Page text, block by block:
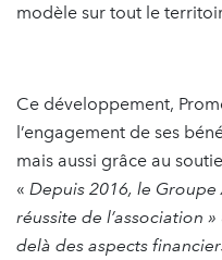
modèle sur tout le
Ce développement,
l’engagement de ses
mais aussi grâce au
« Depuis 2016, le
réussite de l’association »
delà des aspects